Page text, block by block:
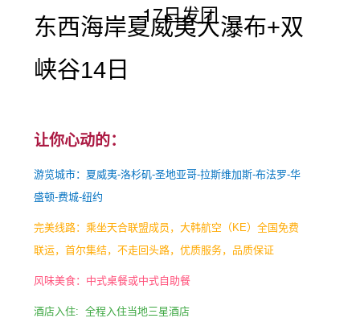
17日发团
东西海岸夏威夷大瀑布+双
峡谷14日
让你心动的：
游览城市：夏威夷-洛杉矶-圣地亚哥-拉斯维加斯-布法罗-华
盛顿-费城-纽约
完美线路：乘坐天合联盟成员，大韩航空（KE）全国免费
联运，首尔集结，不走回头路，优质服务，品质保证
风味美食：中式桌餐或中式自助餐
酒店入住: 全程入住当地三星酒店